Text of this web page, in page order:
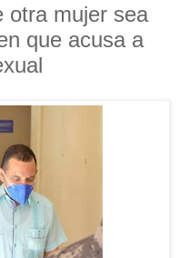
otra mujer sea
que acusa a